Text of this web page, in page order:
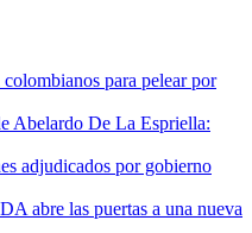
para pelear por
Abelardo De La Espriella:
adjudicados por gobierno
abre las puertas a una nueva